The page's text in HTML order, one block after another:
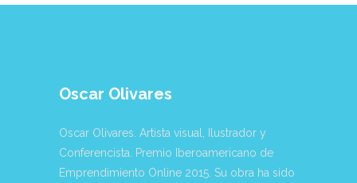
Oscar Olivares
Oscar Olivares. Artista visual, Ilustrador y
Conferencista. Premio Iberoamericano de
Emprendimiento Online 2015. Su obra ha sido